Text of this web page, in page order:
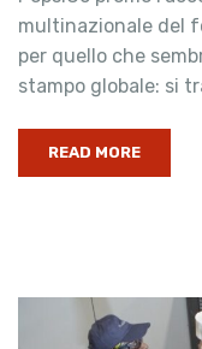
multinazionale del
per quello che
stampo globale: si
READ MORE